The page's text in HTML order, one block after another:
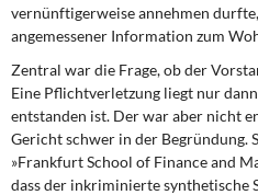
vernünftigerweise annehmen
angemessener Information zum
Zentral war die Frage,ob der
Eine Pflichtverletzung liegt nur
entstanden ist. Der war aber nicht
Gericht schwer in der Begründung.
»Frankfurt School of Finance and
dass der inkriminierte synthetische